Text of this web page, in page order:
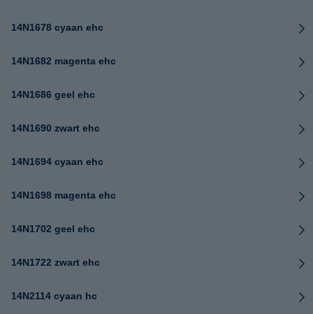
14N1678 cyaan ehc
14N1682 magenta ehc
14N1686 geel ehc
14N1690 zwart ehc
14N1694 cyaan ehc
14N1698 magenta ehc
14N1702 geel ehc
14N1722 zwart ehc
14N2114 cyaan hc